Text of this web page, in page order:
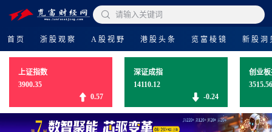
 请输入关键词
首页 浙股观察 A股视野 港股头条 览富棱镜 新股洞
上证指数
3900.35
0.57
深证成指
14110.12
-0.24
创业
3515.56